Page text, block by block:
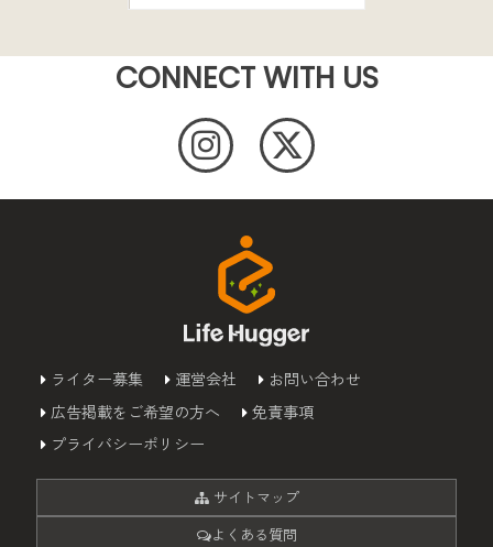
CONNECT WITH US
ライター募集 運営会社
お問い合わせ
広告掲載をご希望の方へ
免責事項
プライバシーポリシー
サイトマップ
よくある質問